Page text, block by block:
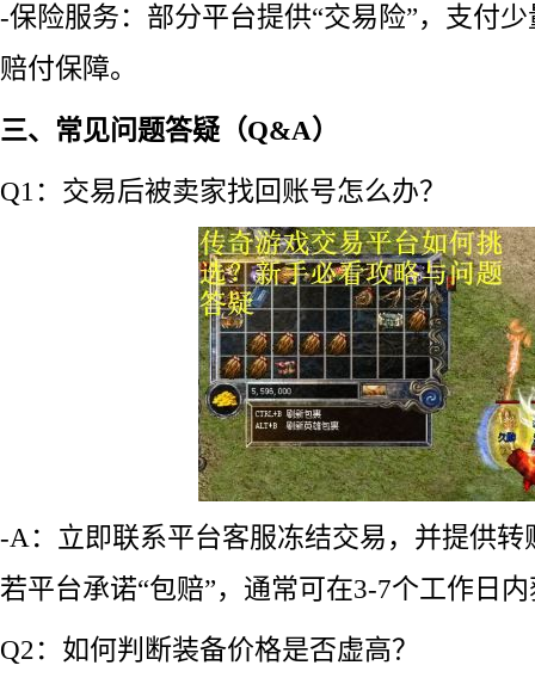
-保险服务：部分平台提供“交易险”，支付
赔付保障。
三、常见问题答疑（Q&A）
Q1：交易后被卖家找回账号怎么办？
-A：立即联系平台客服冻结交易，并提供转
若平台承诺“包赔”，通常可在3-7个工作日
Q2：如何判断装备价格是否虚高？